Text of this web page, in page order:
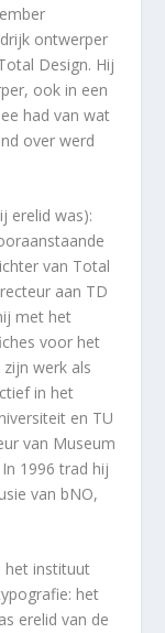
ontwerper
Design. Hij
ook in een
had van wat
over werd
erelid was):
van Total
aan TD
met het
voor het
werk als
in het
en TU
van Museum
1996 trad hij
van bNO,
het instituut
het
erelid van de